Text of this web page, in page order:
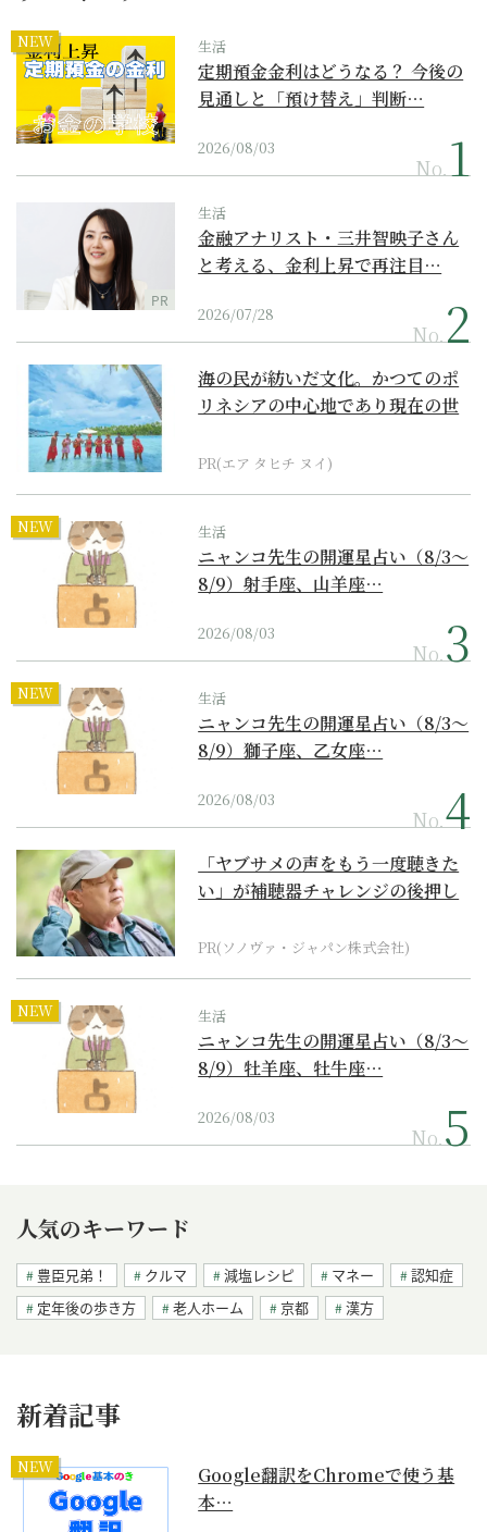
NEW 生活
定期預金金利はどうなる？ 今後の
見通しと「預け替え」判断…
2026/08/03
No.
PR
生活
金融アナリスト・三井智映子さん
と考える、金利上昇で再注目…
2026/07/28
No.
海の民が紡いだ文化。かつてのポ
リネシアの中心地であり現在の世
PR(エア タヒチ ヌイ)
NEW 生活
ニャンコ先生の開運星占い（8/3～
8/9）射手座、山羊座…
2026/08/03
No.
NEW 生活
ニャンコ先生の開運星占い（8/3～
8/9）獅子座、乙女座…
2026/08/03
No.
「ヤブサメの声をもう一度聴きた
い」が補聴器チャレンジの後押し
PR(ソノヴァ・ジャパン株式会社)
NEW 生活
ニャンコ先生の開運星占い（8/3～
8/9）牡羊座、牡牛座…
2026/08/03
No.
人気のキーワード
豊臣兄弟！ クルマ 減塩レシピ マネー
認知症
定年後の歩き方
老人ホーム 京都 漢方
新着記事
NEW
Google翻訳をChromeで使う基
本…